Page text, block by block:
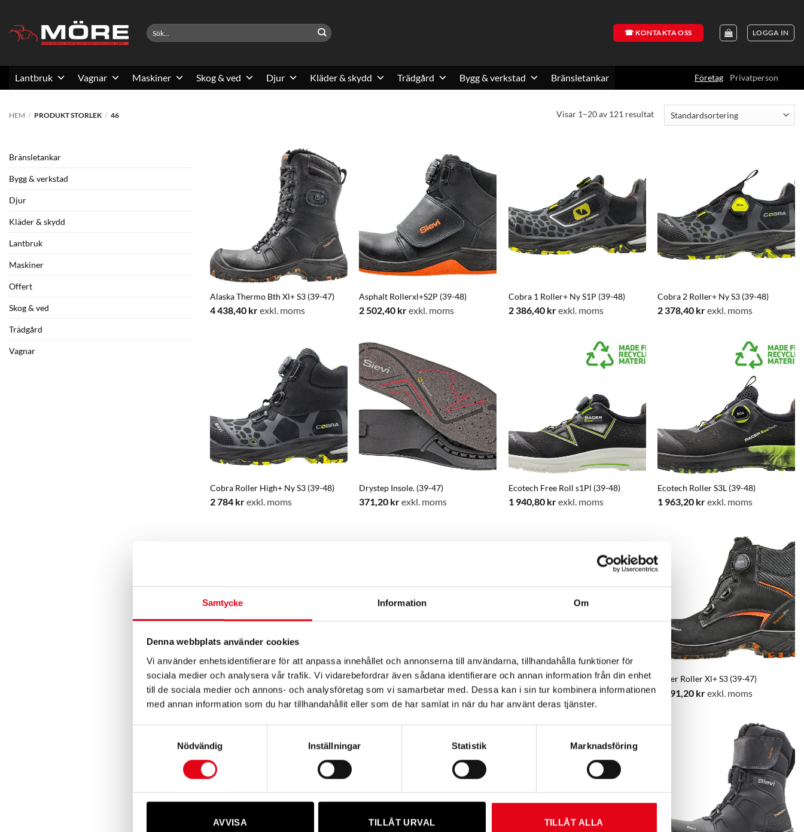
Samtycke Information Om
Denna webbplats använder cookies
Vi använder enhetsidentifierare för att anpassa innehållet och annonserna till användarna, tillhandahålla funktioner för
sociala medier och analysera vår trafik. Vi vidarebefordrar även sådana identifierare och annan information från din enhet
till de sociala medier och annons- och analysföretag som vi samarbetar med. Dessa kan i sin tur kombinera informationen
med annan information som du har tillhandahållit eller som de har samlat in när du har använt deras tjänster.
Nödvändig
Inställningar Statistik Marknadsföring
AVVISA TILLÅT URVAL TILLÅT ALLA
content
Sök
efter:
☎ KONTAKTA OSS LOGGA IN
Lantbruk Vagnar Maskiner Skog & ved Djur Kläder & skydd Trädgård Bygg & verkstad Bränsletankar Företag Privatperson
HEM / PRODUKT STORLEK / 46 Visar 1–20 av 121 resultat
Bränsletankar
Bygg & verkstad
Djur
Kläder & skydd
Lantbruk
Maskiner
Offert
Skog & ved
Trädgård
Vagnar
Alaska Thermo Bth Xl+ S3 (39-47)
4 438,40 krexkl. moms
Asphalt Rollerxl+S2P (39-48)
2 502,40 krexkl. moms
Cobra 1 Roller+ Ny S1P (39-48)
2 386,40 krexkl. moms
Cobra 2 Roller+ Ny S3 (39-48)
2 378,40 krexkl. moms
Cobra Roller High+ Ny S3 (39-48)
2 784 krexkl. moms
Drystep Insole. (39-47)
371,20 krexkl. moms
Ecotech Free Roll s1Pl (39-48)
1 940,80 krexkl. moms
Ecotech Roller S3L (39-48)
1 963,20 krexkl. moms
Fly Fresh (39-48)
1 248krexkl. moms
Fly Fresh Roller (39-48)
1 524,80krexkl. moms
Frost Tr Xl (39-48)
1 678,40krexkl. moms
Hiker Roller Xl+ S3 (39-47)
2 391,20 krexkl. moms